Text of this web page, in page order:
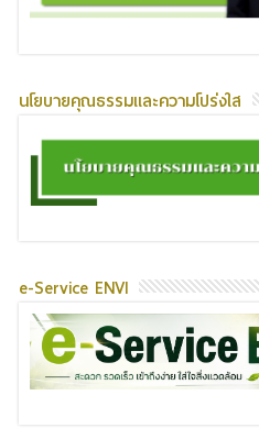
นโยบายคุณธรรมและความโปร่งใส
e-Service ENVI